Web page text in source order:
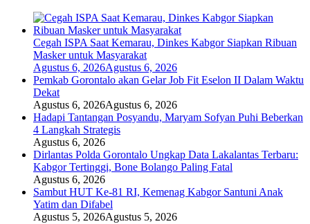
Cegah ISPA Saat Kemarau, Dinkes Kabgor Siapkan Ribuan
Masker untuk Masyarakat
Agustus 6, 2026Agustus 6, 2026
Pemkab Gorontalo akan Gelar Job Fit Eselon II Dalam Waktu
Dekat
Agustus 6, 2026Agustus 6, 2026
Hadapi Tantangan Posyandu, Maryam Sofyan Puhi Beberkan
4 Langkah Strategis
Agustus 6, 2026
Dirlantas Polda Gorontalo Ungkap Data Lakalantas Terbaru:
Kabgor Tertinggi, Bone Bolango Paling Fatal
Agustus 6, 2026
Sambut HUT Ke-81 RI, Kemenag Kabgor Santuni Anak
Yatim dan Difabel
Agustus 5, 2026Agustus 5, 2026